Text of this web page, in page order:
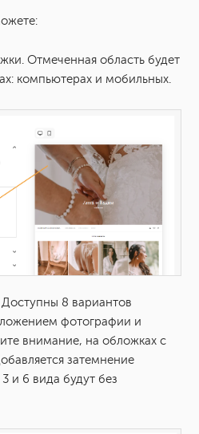
Отмеченная область будет
компьютерах и мобильных.
8 вариантов
фотографии и
внимание, на обложках с
затемнение
и 6 вида будут без